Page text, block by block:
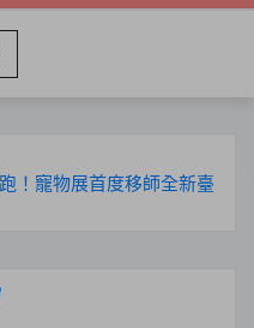
！寵物展首度移師全新臺